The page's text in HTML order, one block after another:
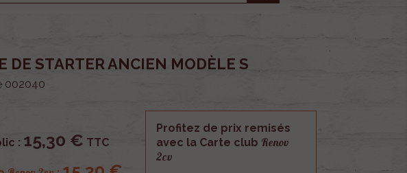
DE STARTER ANCIEN MODÈLE S
002040
: 15,30 € TTC
Profitez de prix remisés
avec la Carte club Renov
2cv